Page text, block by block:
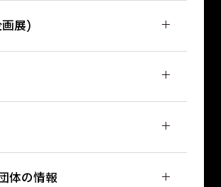
展)
体の情報